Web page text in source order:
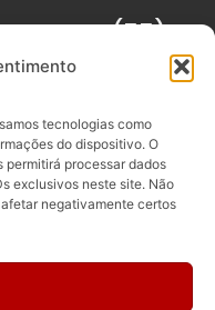
tecnologias como
do dispositivo. O
processar dados
exclusivos neste site. Não
negativamente certos
(55)
3511-
(55)
3312-
6702